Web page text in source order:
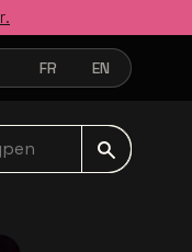
NEDERLANDSFRANÇAIS
FR ENGLISH
EN
navbar